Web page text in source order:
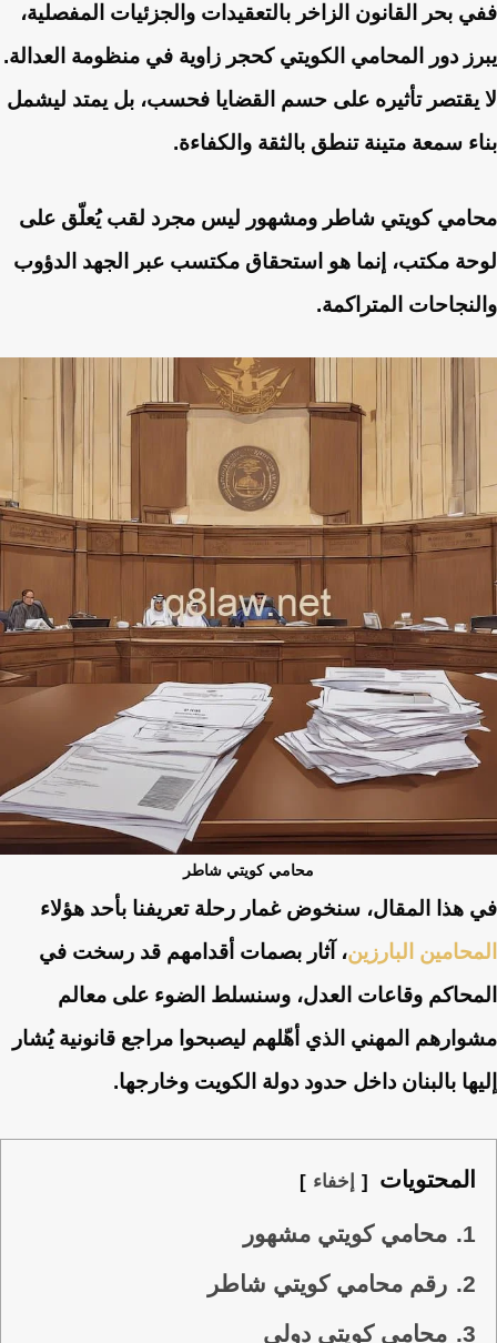
ففي بحر القانون الزاخر بالتعقيدات والجزئيات المفصلية،
يبرز دور المحامي الكويتي كحجر زاوية في منظومة العدالة.
لا يقتصر تأثيره على حسم القضايا فحسب، بل يمتد ليشمل
بناء سمعة متينة تنطق بالثقة والكفاءة.
محامي كويتي شاطر ومشهور ليس مجرد لقب يُعلّق على
لوحة مكتب، إنما هو استحقاق مكتسب عبر الجهد الدؤوب
والنجاحات المتراكمة.
محامي كويتي شاطر
في هذا المقال، سنخوض غمار رحلة تعريفنا بأحد هؤلاء
المحامين البارزين، آثار بصمات أقدامهم قد رسخت في
المحاكم وقاعات العدل، وسنسلط الضوء على معالم
مشوارهم المهني الذي أهّلهم ليصبحوا مراجع قانونية يُشار
إليها بالبنان داخل حدود دولة الكويت وخارجها.
المحتويات إخفاء
1.
محامي كويتي مشهور
2.
رقم محامي كويتي شاطر
3.
محامي كويتي دولي